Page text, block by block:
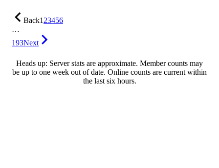
Back123456
…
193Next
Heads up: Server stats are approximate. Member counts may
be up to one week out of date. Online counts are current within
the last six hours.